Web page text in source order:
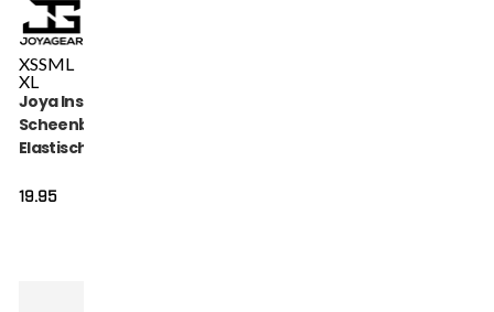
XSSML
XL
Joya Inschuif
Scheenbeschermer
Elastisch Katoen
19.95